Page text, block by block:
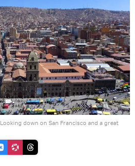
Looking down on San Francisco and a great